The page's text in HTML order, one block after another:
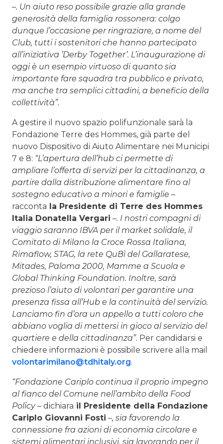
–. Un aiuto reso possibile grazie alla grande
generosità della famiglia rossonera: colgo
dunque l’occasione per ringraziare, a nome del
Club, tutti i sostenitori che hanno partecipato
all’iniziativa ’Derby Together’. L’inaugurazione di
oggi è un esempio virtuoso di quanto sia
importante fare squadra tra pubblico e privato,
ma anche tra semplici cittadini, a beneficio della
collettività”.
A gestire il nuovo spazio polifunzionale sarà la
Fondazione Terre des Hommes, già parte del
nuovo Dispositivo di Aiuto Alimentare nei Municipi
7 e 8: “L’apertura dell’hub ci permette di
ampliare l’offerta di servizi per la cittadinanza, a
partire dalla distribuzione alimentare fino al
sostegno educativo a minori e famiglie –
racconta la Presidente di Terre des Hommes
Italia Donatella Vergari –. I nostri compagni di
viaggio saranno IBVA per il market solidale, il
Comitato di Milano la Croce Rossa Italiana,
Rimaflow, STAG, la rete QuBì del Gallaratese,
Mitades, Paloma 2000, Mamme a Scuola e
Global Thinking Foundation. Inoltre, sarà
prezioso l’aiuto di volontari per garantire una
presenza fissa all’Hub e la continuità del servizio.
Lanciamo fin d’ora un appello a tutti coloro che
abbiano voglia di mettersi in gioco al servizio del
quartiere e della cittadinanza”. Per candidarsi e
chiedere informazioni è possibile scrivere alla mail
volontarimilano@tdhitaly.org.
“Fondazione Cariplo continua il proprio impegno
al fianco del Comune nell’ambito della Food
Policy – dichiara il Presidente della Fondazione
Cariplo Giovanni Fosti –, sia favorendo la
connessione fra azioni di economia circolare e
sistemi alimentari inclusivi, sia lavorando per il